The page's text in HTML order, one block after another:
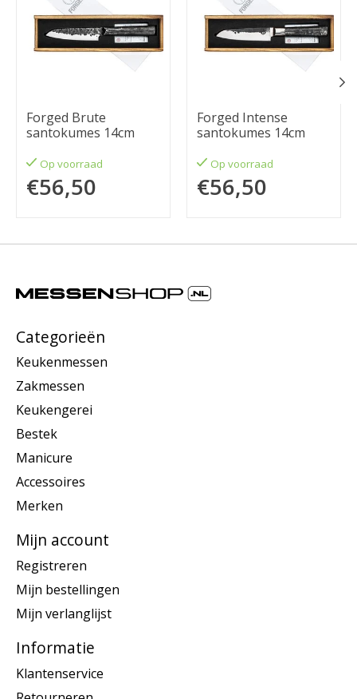
Forged Brute
santokumes 14cm
Op voorraad
€56,50
Forged Intense
santokumes 14cm
Op voorraad
€56,50
Categorieën
Keukenmessen
Zakmessen
Keukengerei
Bestek
Manicure
Accessoires
Merken
Mijn account
Registreren
Mijn bestellingen
Mijn verlanglijst
Informatie
Klantenservice